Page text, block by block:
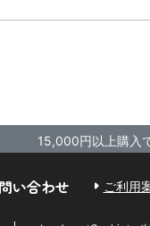
15,000円以上購入
い合わせ ご利用